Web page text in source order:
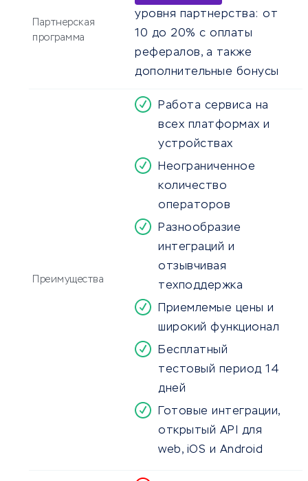
Партнерская
программа
уровня партнерства: от
10 до 20% с оплаты
рефералов, а также
дополнительные бонусы
Преимущества
Работа сервиса на
всех платформах и
устройствах
Неограниченное
количество
операторов
Разнообразие
интеграций и
отзывчивая
техподдержка
Приемлемые цены и
широкий функционал
Бесплатный
тестовый период 14
дней
Готовые интеграции,
открытый API для
web, iOS и Android